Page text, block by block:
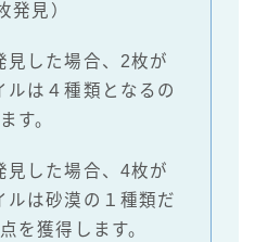
発見）
見した場合、2枚が
は４種類となるの
す。
見した場合、4枚が
ルは砂漠の１種類だ
を獲得します。